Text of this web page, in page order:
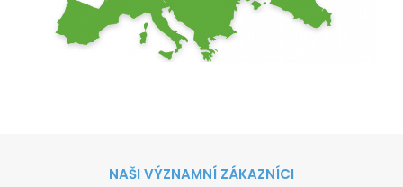
NAŠI VÝZNAMNÍ ZÁKAZNÍCI